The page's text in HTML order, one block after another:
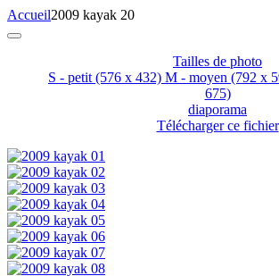
Accueil2009 kayak 20
Tailles de photo
S - petit (576 x 432) M - moyen (792 x
675)
diaporama
Télécharger ce fichier